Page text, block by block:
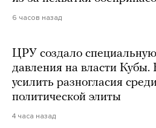
6 часов назад
ЦРУ создало
давления на власти Кубы.
усилить разногласия
политической элиты
4 часа назад